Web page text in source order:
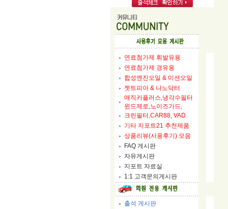
연료첨가제 휘발유용
연료첨가제 경유용
합성엔진오일 & 미션오일
젯트피아 & 나노닥터
매직카플러스,냉각수필터
윈드제로,노이즈가드,
크린필터,CAR88, VAD
기타 지포트21 추천제품
상품리뷰(사용후기) 모음
FAQ 게시판
자유게시판
지포트 자료실
1:1 고객문의게시판
출석 게시판